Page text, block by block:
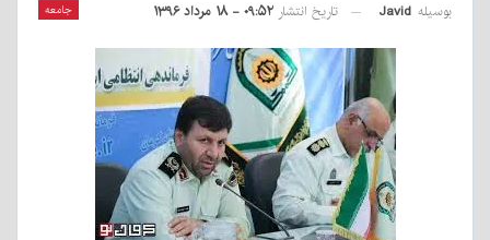
جامعه بوسیله Javid تاریخ انتشار ۰۹:۵۲ - ۱۸ مرداد ۱۳۹۶